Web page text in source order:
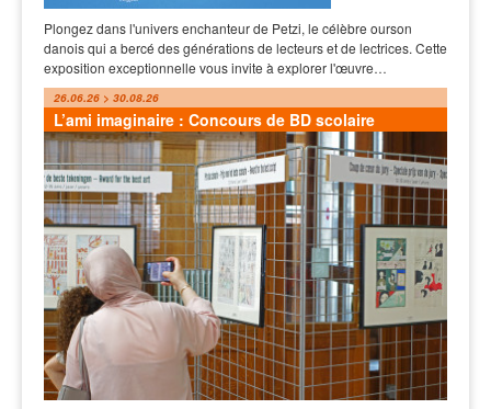
Plongez dans l'univers enchanteur de Petzi, le célèbre ourson
danois qui a bercé des générations de lecteurs et de lectrices. Cette
exposition exceptionnelle vous invite à explorer l'œuvre…
26.06.26 > 30.08.26
L’ami imaginaire : Concours de BD scolaire